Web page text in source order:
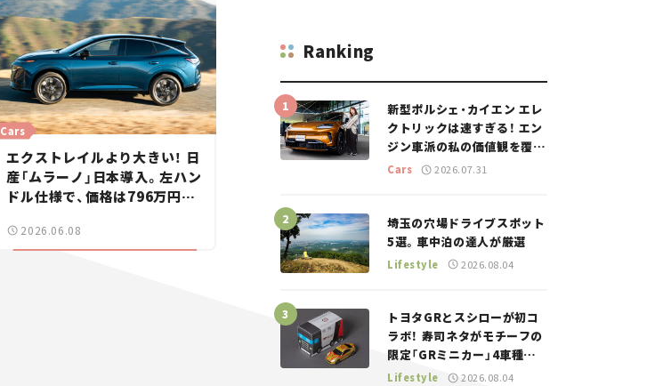
Cars
エクストレイルより大きい！ 日
産「ムラーノ」日本導入。左ハン
ドル仕様で、価格は796万円
2026.06.08
Ranking
新型ポルシェ・カイエン エレ
クトリックは速すぎる！ エン
ジン車派の私の価値観を覆し
た、新しいポルシェの走り。
Cars 2026.07.31
埼玉の穴場ドライブスポット
5選。車中泊の達人が厳選
Lifestyle 2026.08.04
トヨタGRとスシローが初コ
ラボ！ 寿司ネタがモチーフの
限定「GRミニカー」4車種が
登場。入手方法は？【クルマ
Lifestyle 2026.08.04